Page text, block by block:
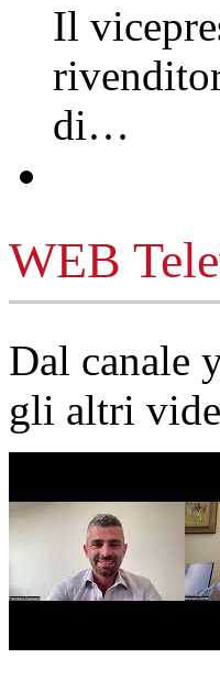
Il
di…
WEB
Dal canale
gli altri